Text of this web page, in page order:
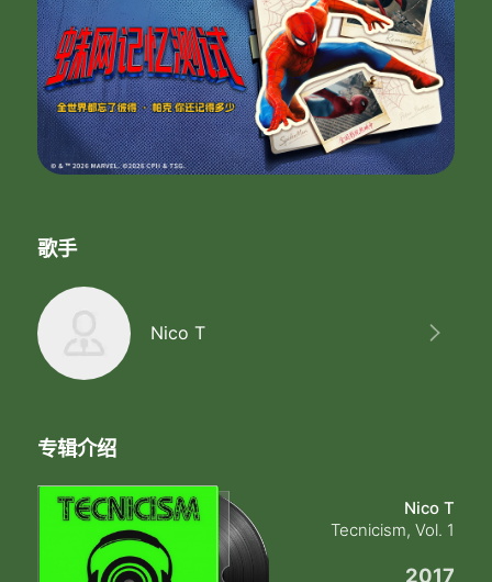
歌手
Nico T
专辑介绍
Nico T
Tecnicism, Vol. 1
2017